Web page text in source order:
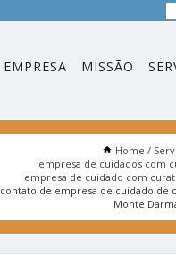
EMPRESA MISSÃO
Home
empresa de cuidados com
empresa de cuidado com
contato de empresa de cuidado de
Monte